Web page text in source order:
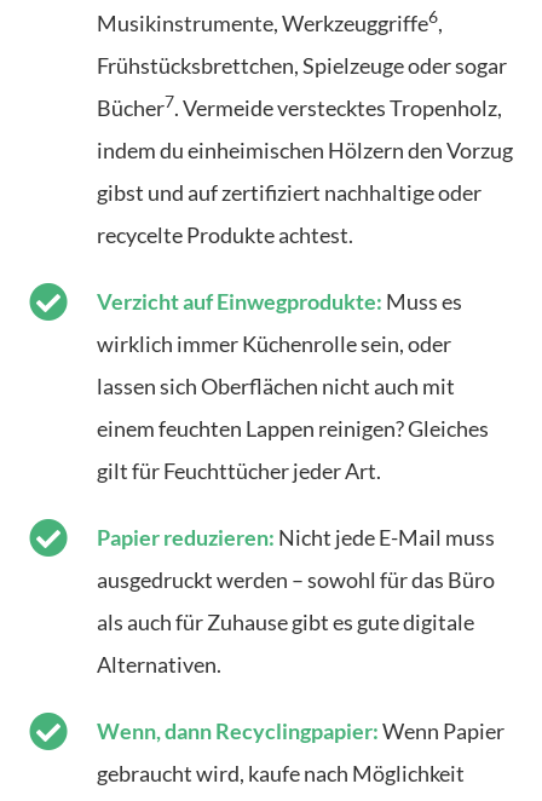
Musikinstrumente, Werkzeuggriffe6,
Frühstücksbrettchen, Spielzeuge oder sogar
Bücher7. Vermeide verstecktes Tropenholz,
indem du einheimischen Hölzern den Vorzug
gibst und auf zertifiziert nachhaltige oder
recycelte Produkte achtest.
Verzicht auf Einwegprodukte: Muss es
wirklich immer Küchenrolle sein, oder
lassen sich Oberflächen nicht auch mit
einem feuchten Lappen reinigen? Gleiches
gilt für Feuchttücher jeder Art.
Papier reduzieren: Nicht jede E-Mail muss
ausgedruckt werden – sowohl für das Büro
als auch für Zuhause gibt es gute digitale
Alternativen.
Wenn, dann Recyclingpapier:Wenn Papier
gebraucht wird, kaufe nach Möglichkeit